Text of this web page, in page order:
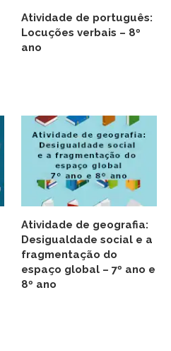
Atividade de português:
Locuções verbais – 8º
ano
Atividade de geografia:
Desigualdade social e a
fragmentação do
espaço global – 7º ano e
8º ano